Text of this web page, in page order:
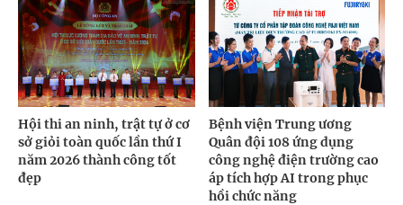
Hội thi an ninh, trật tự ở cơ
sở giỏi toàn quốc lần thứ I
năm 2026 thành công tốt
đẹp
Bệnh viện Trung ương
Quân đội 108 ứng dụng
công nghệ điện trường cao
áp tích hợp AI trong phục
hồi chức năng